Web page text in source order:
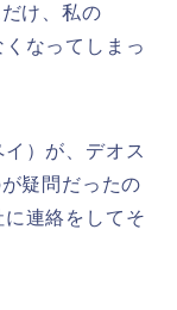
け、私の
なってしまっ
）が、デオス
疑問だったの
連絡をしてそ